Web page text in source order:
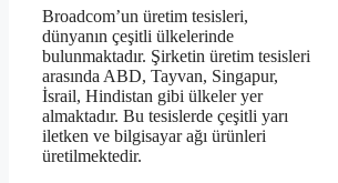
Broadcom’un üretim tesisleri,
dünyanın çeşitli ülkelerinde
bulunmaktadır. Şirketin üretim tesisleri
arasında ABD, Tayvan, Singapur,
İsrail, Hindistan gibi ülkeler yer
almaktadır. Bu tesislerde çeşitli yarı
iletken ve bilgisayar ağı ürünleri
üretilmektedir.